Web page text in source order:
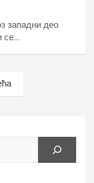
западни део
се…